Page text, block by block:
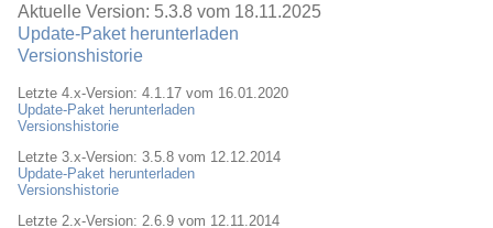
Aktuelle Version: 5.3.8 vom 18.11.2025
Update-Paket herunterladen
Versionshistorie
Letzte 4.x-Version: 4.1.17 vom 16.01.2020
Update-Paket herunterladen
Versionshistorie
Letzte 3.x-Version: 3.5.8 vom 12.12.2014
Update-Paket herunterladen
Versionshistorie
Letzte 2.x-Version: 2.6.9 vom 12.11.2014